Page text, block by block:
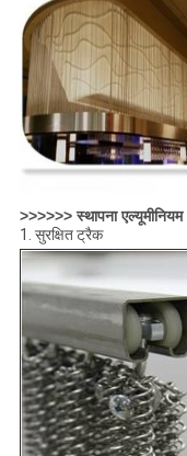
>>>>>> स्थापना एल्यूमीनियम
1. सुरक्षित ट्रैक